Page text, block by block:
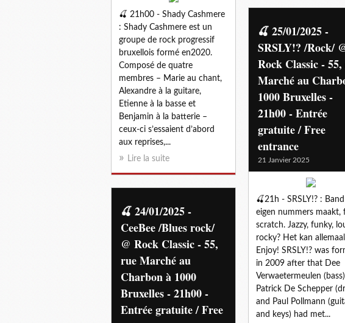
🍒 21h00 - Shady Cashmere
: Shady Cashmere est un
groupe de rock progressif
bruxellois formé en2020.
Composé de quatre
membres – Marie au chant,
Alexandre à la guitare,
Etienne à la basse et
Benjamin à la batterie –
ceux-ci s’essaient d’abord
aux reprises,...
Lire la suite
🍒 25/01/2025 -
SRSLY!? /Rock/
Rock Classic -
Marché au
1000 Bruxelles -
21h00 - Entrée
gratuite / Free
entrance
21 Janvier 2025
🍒21h - SRSLY!? :
eigen nummers maakt,
scratch. Jazzy, funky,
rocky? Het kan
Enjoy! SRSLY!? was
in 2009 after that Dee
Verwaetermeulen
Patrick De Schepper
and Paul Pollmann
and keys) had met...
🍒 24/01/2025 -
CeeBee /Blues rock/
@ Rock Classic - 55,
rue Marché au
Charbon à 1000
Bruxelles - 21h00 -
Entrée gratuite / Free